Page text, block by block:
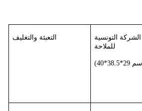
التعبئة والتغليف
الشركة التونسية
للملاحة